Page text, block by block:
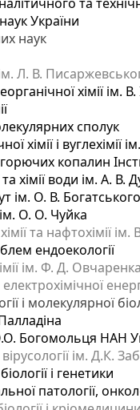
України
наук
ім. Л. В.
хімії ім.
сполук
хімії і
горючих копалин
та хімії води ім. А.
ім. О. В.
ім. О. О. Чуйка
та нафтохімії
ендоекології
ім. Ф. Д.
і молекулярної
О.О. Богомольця НАН
вірусології ім. Д.К.
і генетики
патології,